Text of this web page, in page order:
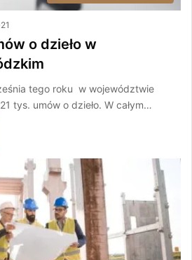
o dzieło w
tego roku w województwie
tys. umów o dzieło. W całym…